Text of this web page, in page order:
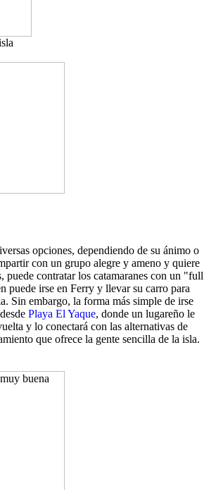
opciones, dependiendo de su ánimo o
con un grupo alegre y ameno y quiere
puede contratar los catamaranes con un "full
puede irse en Ferry y llevar su carro para
Sin embargo, la forma más simple de irse
Playa El Yaque, donde un lugareño le
y lo conectará con las alternativas de
que ofrece la gente sencilla de la isla.